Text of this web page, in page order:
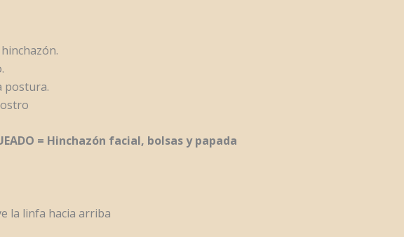
postura.
= Hinchazón facial, bolsas y papada
la linfa hacia arriba